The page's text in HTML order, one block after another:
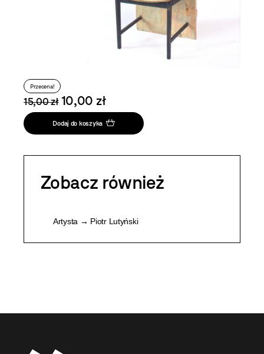
Przecena!
15,00 zł 10,00 zł
Dodaj do koszyka
Zobacz również
Artysta → Piotr Lutyński